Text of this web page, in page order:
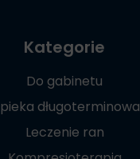
Kategorie
Do gabinetu
długoterminowa
Leczenie ran